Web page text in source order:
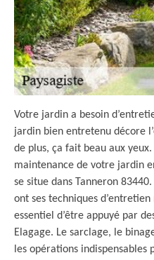
Votre jardin a besoin
jardin bien entretenu décore
de plus, ça fait beau aux
maintenance de votre jardin
se situe dans Tanneron
ont ses techniques
essentiel d’être appuyé par
Elagage. Le sarclage, le
les opérations